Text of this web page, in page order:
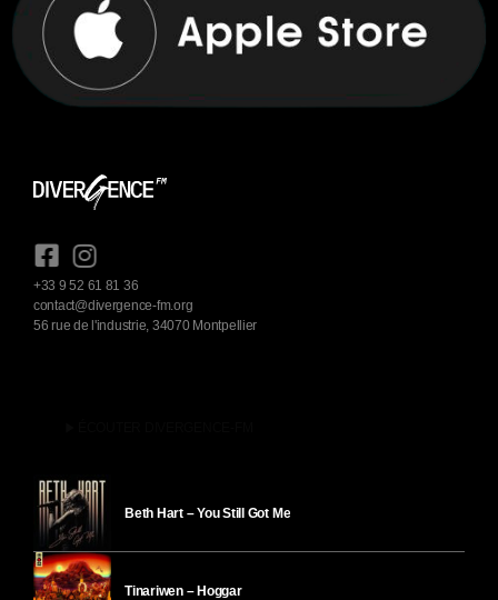
+33 9 52 61 81 36
contact@divergence-fm.org
56 rue de l'industrie, 34070 Montpellier
Beth Hart – You Still Got Me
Tinariwen – Hoggar